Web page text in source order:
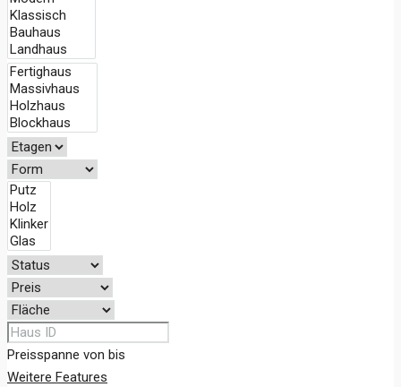
Preisspanne von bis
Weitere Features